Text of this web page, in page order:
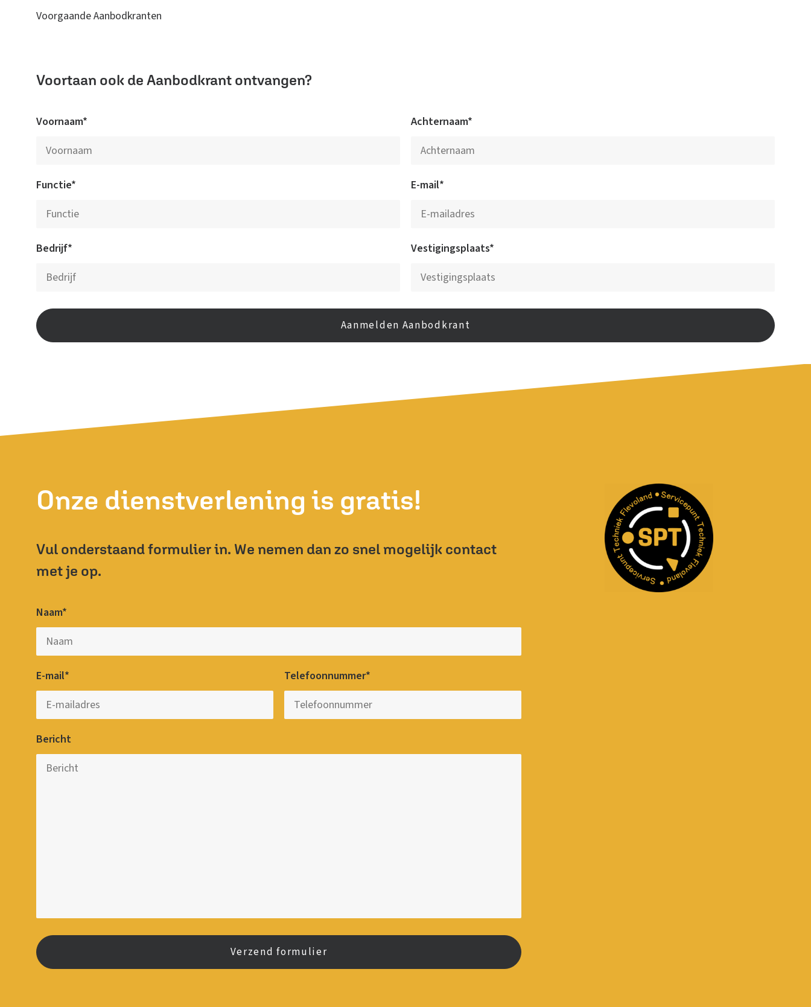
Voorgaande Aanbodkranten
Voortaan ook de Aanbodkrant ontvangen?
Voornaam* Achternaam*
Functie* E-mail*
Bedrijf* Vestigingsplaats*
Onze dienstverlening is gratis!
Vul onderstaand formulier in. We nemen dan zo snel mogelijk contact
met je op.
Naam*
E-mail* Telefoonnummer*
Bericht